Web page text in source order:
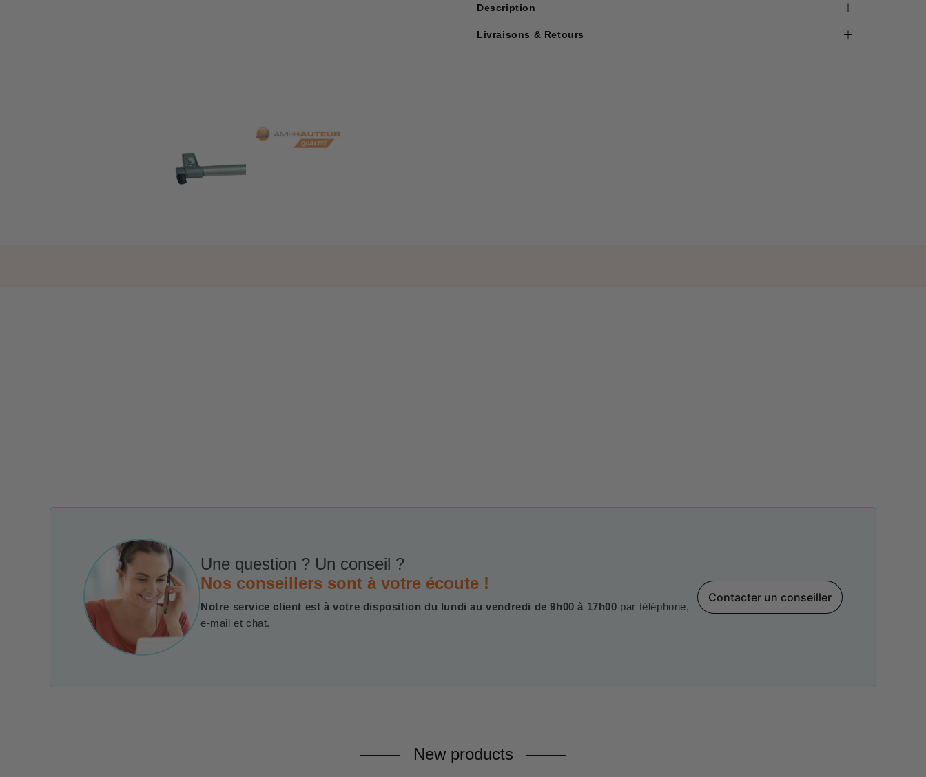
Description
Livraisons & Retours
Une question ? Un conseil ?
Nos conseillers sont à votre écoute !
Notre service client est à votre disposition du lundi au vendredi de 9h00 à 17h00 par téléphone,
e-mail et chat.
Contacter un conseiller
New products